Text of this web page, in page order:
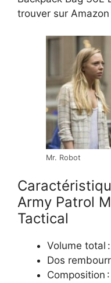
trouver sur
Mr. Robot
Army Patrol
Tactical
Volume total
Dos
Composition